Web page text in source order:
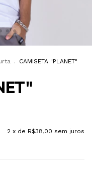
.
CAMISETA "PLANET"
2 x de R$38,00 sem juros